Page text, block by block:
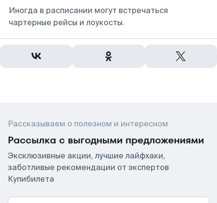
Иногда в расписании могут встречаться
чартерные рейсы и лоукосты.
Рассказываем о полезном и интересном
Рассылка с выгодными предложениями
Эксклюзивные акции, лучшие лайфхаки,
заботливые рекомендации от экспертов
Купибилета